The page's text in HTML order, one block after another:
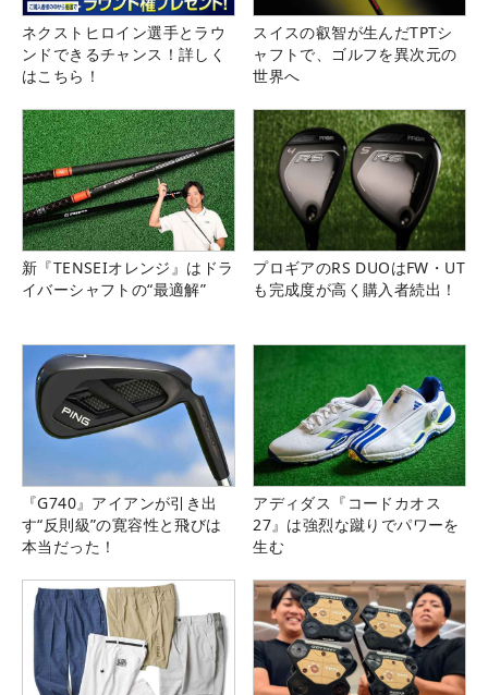
ネクストヒロイン選手とラウ
ンドできるチャンス！詳しく
はこちら！
スイスの叡智が生んだTPTシ
ャフトで、ゴルフを異次元の
世界へ
新『TENSEIオレンジ』はドラ
イバーシャフトの“最適解”
プロギアのRS DUOはFW・UT
も完成度が高く購入者続出！
『G740』アイアンが引き出
す“反則級”の寛容性と飛びは
本当だった！
アディダス『コードカオス
27』は強烈な蹴りでパワーを
生む